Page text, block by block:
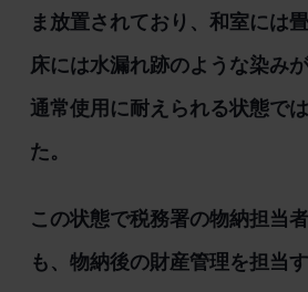
ま放置されており、和室には
床には水漏れ跡のような染み
通常使用に耐えられる状態で
た。
この状態で税務署の物納担当
も、物納後の財産管理を担当